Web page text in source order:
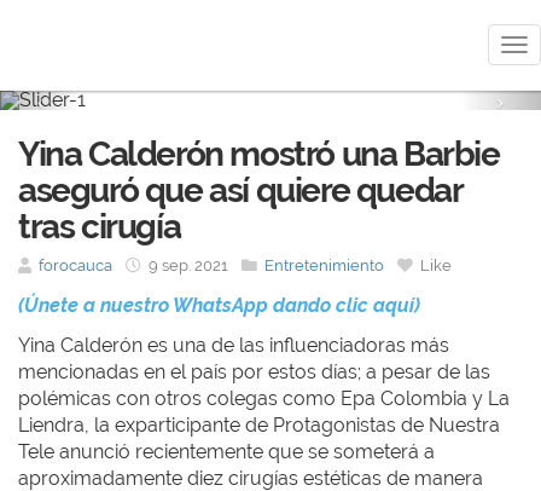
Previous
Yina Calderón mostró una Barbie
aseguró que así quiere quedar
tras cirugía
forocauca 9 sep. 2021 Entretenimiento Like
(Únete a nuestro WhatsApp dando clic aquí)
Yina Calderón es una de las influenciadoras más
mencionadas en el país por estos días; a pesar de las
polémicas con otros colegas como Epa Colombia y La
Liendra, la exparticipante de Protagonistas de Nuestra
Tele anunció recientemente que se someterá a
aproximadamente diez cirugías estéticas de manera